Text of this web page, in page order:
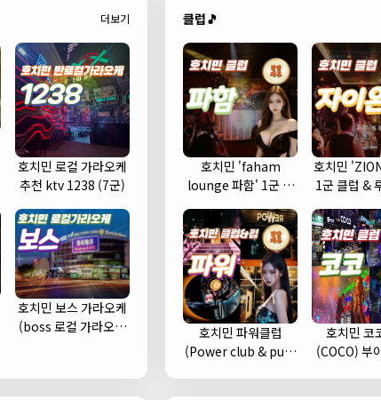
더보기
호치민 로컬 가라오케
추천 ktv 1238 (7군)
호치민 보스 가라오케
(boss 로컬 가라오케
클럽🎵
호치민 'faham
lounge 파함' 1군 클
호치민
1군 클럽 &
호치민 파워클럽
(Power club & pub)
호치민 코
(COCO) 부